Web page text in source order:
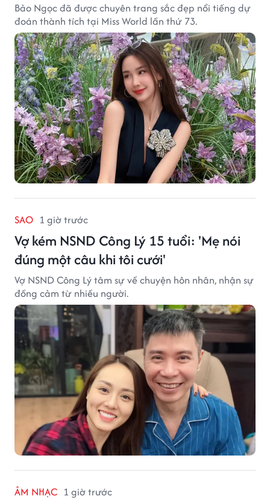
Bảo Ngọc đã được chuyên trang sắc đẹp nổi tiếng dự
đoán thành tích tại Miss World lần thứ 73.
SAO 1 giờ trước
Vợ kém NSND Công Lý 15 tuổi: 'Mẹ nói
đúng một câu khi tôi cưới'
Vợ NSND Công Lý tâm sự về chuyện hôn nhân, nhận sự
đồng cảm từ nhiều người.
ÂM NHẠC 1 giờ trước